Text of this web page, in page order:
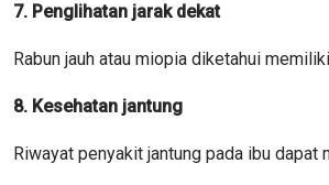
7. Penglihatan jarak dekat
Rabun jauh atau miopia diketahui
8. Kesehatan jantung
Riwayat penyakit jantung pada ibu